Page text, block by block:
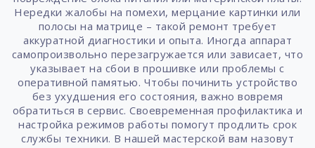
Нередки жалобы на помехи, мерцание картинки или
полосы на матрице – такой ремонт требует
аккуратной диагностики и опыта. Иногда аппарат
самопроизвольно перезагружается или зависает, что
указывает на сбои в прошивке или проблемы с
оперативной памятью. Чтобы починить устройство
без ухудшения его состояния, важно вовремя
обратиться в сервис. Своевременная профилактика и
настройка режимов работы помогут продлить срок
службы техники. В нашей мастерской вам назовут